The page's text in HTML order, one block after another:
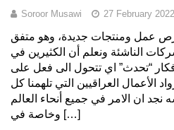
Soroor Musawi 27 February 2022
عمل ومنتجات جديدة، وهو متفق
الناشئة ونعلم أن الكثيرين في
“تحدث” اي تتحول الى فعل على
الأعمال العراقيين التي تلهمنا كل
نجد ان الامر في جميع أنحاء العالم
وخاصة في […]